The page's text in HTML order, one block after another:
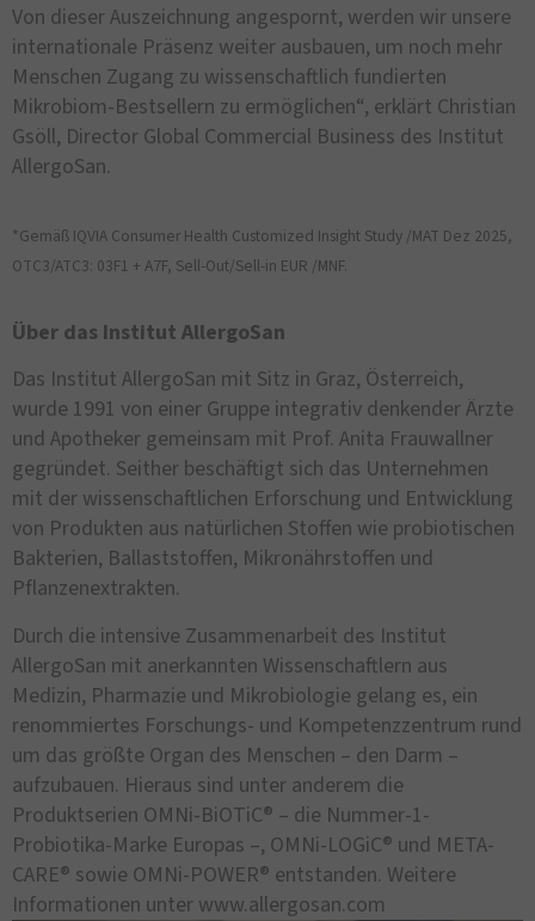
Von dieser Auszeichnung angespornt, werden wir unsere
internationale Präsenz weiter ausbauen, um noch mehr
Menschen Zugang zu wissenschaftlich fundierten
Mikrobiom-Bestsellern zu ermöglichen“, erklärt Christian
Gsöll, Director Global Commercial Business des Institut
AllergoSan.
*Gemäß IQVIA Consumer Health Customized Insight Study /MAT Dez 2025,
OTC3/ATC3: 03F1 + A7F, Sell-Out/Sell-in EUR /MNF.
Über das Institut AllergoSan
Das Institut AllergoSan mit Sitz in Graz, Österreich,
wurde 1991 von einer Gruppe integrativ denkender Ärzte
und Apotheker gemeinsam mit Prof. Anita Frauwallner
gegründet. Seither beschäftigt sich das Unternehmen
mit der wissenschaftlichen Erforschung und Entwicklung
von Produkten aus natürlichen Stoffen wie probiotischen
Bakterien, Ballaststoffen, Mikronährstoffen und
Pflanzenextrakten.
Durch die intensive Zusammenarbeit des Institut
AllergoSan mit anerkannten Wissenschaftlern aus
Medizin, Pharmazie und Mikrobiologie gelang es, ein
renommiertes Forschungs- und Kompetenzzentrum rund
um das größte Organ des Menschen – den Darm –
aufzubauen. Hieraus sind unter anderem die
Produktserien OMNi-BiOTiC® – die Nummer-1-
Probiotika-Marke Europas –, OMNi-LOGiC® und META-
CARE® sowie OMNi-POWER® entstanden. Weitere
Informationen unter www.allergosan.com